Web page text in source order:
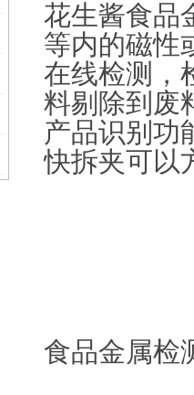
花生酱食品
等内的磁性
在线检测，
料剔除到废
产品识别功
快拆夹可以
食品金属检